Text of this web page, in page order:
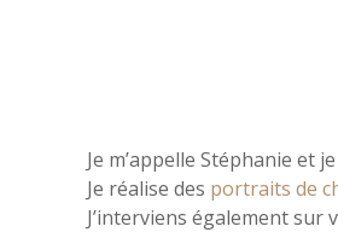
Je m’appelle Stéphanie et
Je réalise des portraits de
J’interviens également